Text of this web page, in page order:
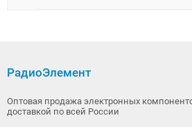
РадиоЭлемент
Оптовая продажа электронных
доставкой по всей России